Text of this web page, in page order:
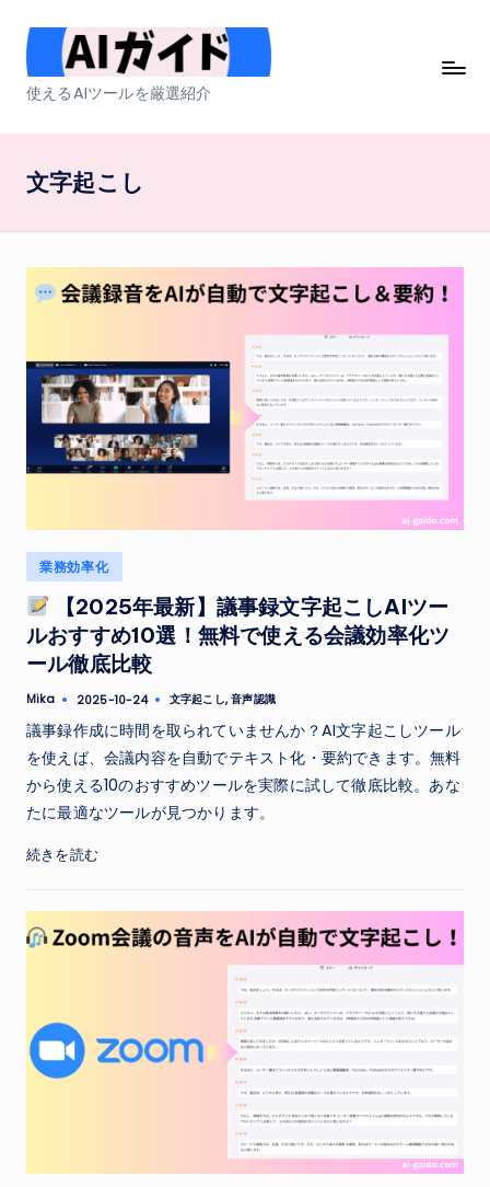
Skip
content
A
イ
ド
使えるAIツールを厳選紹介
文字起こし
Posted
in
業務効率化
【2025年最新】議事録文字起こしAIツー
ルおすすめ10選！無料で使える会議効率化ツ
ール徹底比較
Posted
Mika 2025-10-24
Tags: 文字起こし,音声認識
議事録作成に時間を取られていませんか？AI文字起こしツール
を使えば、会議内容を自動でテキスト化・要約できます。無料
から使える10のおすすめツールを実際に試して徹底比較。あな
たに最適なツールが見つかります。
続きを読む